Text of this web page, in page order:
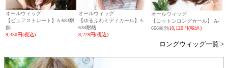
オールウィッグ
【ピュアストレート】A-683耐
熱
9,350円(税込)
オールウィッグ
【ゆるふわミディカール】A-
638耐熱
8,228円(税込)
オールウィッグ
【コットンロングカール】 A-
668耐熱10,120円(税込)
ロングウィッグ一覧 >